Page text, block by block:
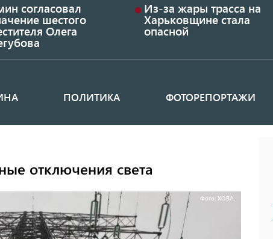
согласовал
шестого
Олега
Из-за жары трасса на
Харьковщине стала
опасной
ПОЛИТИКА ФОТОРЕПОРТАЖИ
отключения света
Фото: ХОВА.